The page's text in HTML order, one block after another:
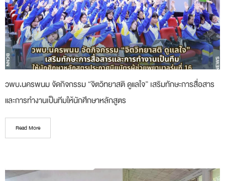
วพบ.นครพนม จัดกิจกรรม “จิตวิทยาสติ ดูแลใจ” เสริมทักษะการสื่อสาร
และการทำงานเป็นทีมให้นักศึกษาหลักสูตร
Read More